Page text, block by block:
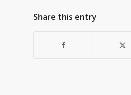
Share this entry